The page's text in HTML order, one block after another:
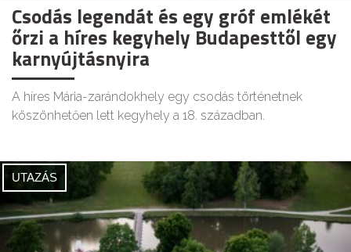
Csodás legendát és egy gróf emlékét
őrzi a híres kegyhely Budapesttől egy
karnyújtásnyira
A híres Mária-zarándokhely egy csodás történetnek
köszönhetően lett kegyhely a 18. században.
UTAZÁS